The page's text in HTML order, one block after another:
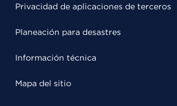
Privacidad de aplicaciones de terceros
Planeación para desastres
Información técnica
Mapa del sitio